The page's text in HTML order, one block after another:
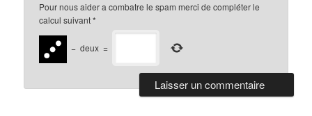
Pour nous aider a combatre le spam merci de compléter le
calcul suivant*
− deux =